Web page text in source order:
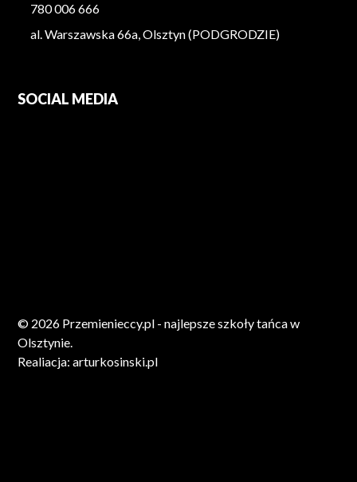
780 006 666
al. Warszawska 66a, Olsztyn (PODGRODZIE)
SOCIAL MEDIA
© 2026 Przemienieccy.pl - najlepsze szkoły tańca w
Olsztynie.
Realiacja:arturkosinski.pl